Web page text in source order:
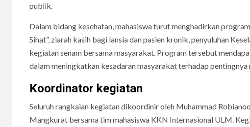
publik.
Dalam bidang kesehatan, mahasiswa turut menghadirkan
Sihat”, ziarah kasih bagi lansia dan pasien kronik, penyuluhan
kegiatan senam bersama masyarakat. Program tersebut
dalam meningkatkan kesadaran masyarakat terhadap
Koordinator kegiatan
Seluruh rangkaian kegiatan dikoordinir oleh Muhammad
Mangkurat bersama tim mahasiswa KKN Internasional ULM.